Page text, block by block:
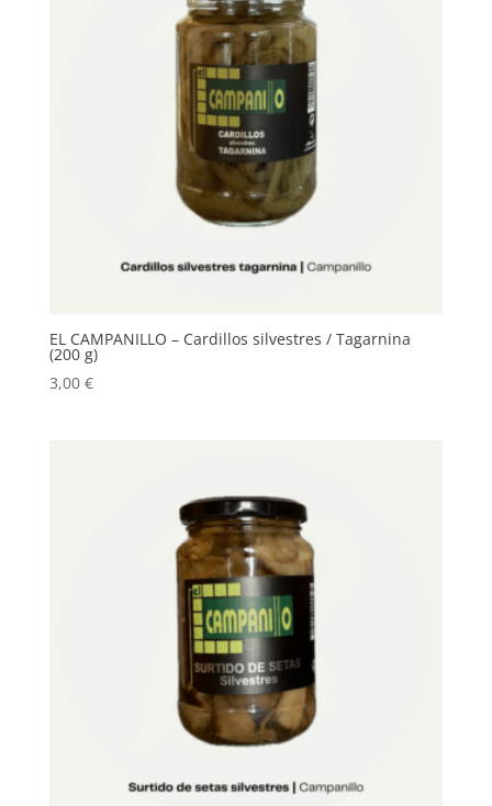
EL CAMPANILLO – Cardillos silvestres / Tagarnina
(200 g)
3,00 €